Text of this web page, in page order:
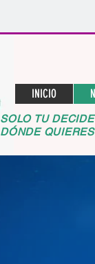
INICIO
SOLO TU
DÓNDE